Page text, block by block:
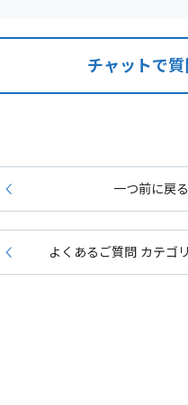
チャットで
一つ前に戻る
よくあるご質問 カテゴ